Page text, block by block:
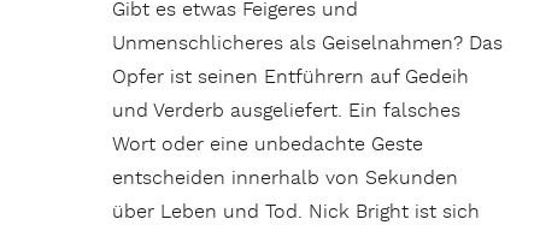
Gibt es etwas Feigeres und
Unmenschlicheres als Geiselnahmen? Das
Opfer ist seinen Entführern auf Gedeih
und Verderb ausgeliefert. Ein falsches
Wort oder eine unbedachte Geste
entscheiden innerhalb von Sekunden
über Leben und Tod. Nick Bright ist sich